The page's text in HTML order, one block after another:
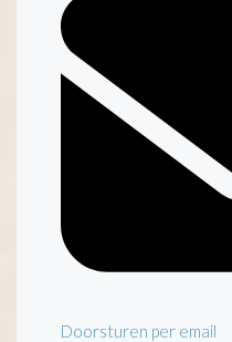
Doorsturen per email